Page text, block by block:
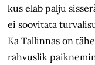
kus elab palju
ei soovitata
Ka Tallinnas on
rahvuslik